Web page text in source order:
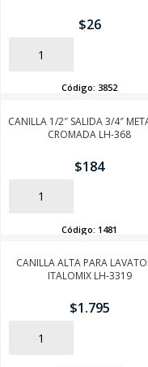
$26
AÑADIR
Código: 3852
CANILLA 1/2″ SALIDA 3/4″
CROMADA LH-368
$184
AÑADIR
Código: 1481
CANILLA ALTA PARA
ITALOMIX LH-3319
$1.795
AÑADIR